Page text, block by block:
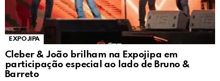
EXPOJIPA
Cleber & João brilham na Expojipa em
participação especial ao lado de Bruno &
Barreto